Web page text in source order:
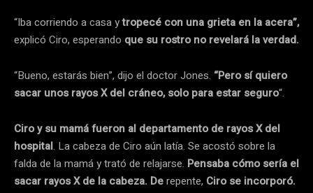
“Iba corriendo a casa ytropecé con una grieta en la acera”,
explicó Ciro, esperando que su rostro no revelará la verdad.
“Bueno, estarás bien”, dijo el doctor Jones. “Pero sí quiero
sacar unos rayos X del cráneo, solo para estar seguro“.
Ciro y su mamá fueron al departamento de rayos X del
hospital. La cabeza de Ciro aún latía. Se acostó sobre la
falda de la mamá y trató de relajarse. Pensaba cómo sería el
sacar rayos X de la cabeza. Derepente, Ciro se incorporó.